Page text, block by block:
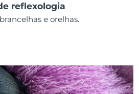
reflexologia
e orelhas.